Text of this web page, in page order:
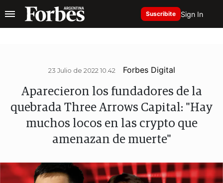
Suscribite Sign In
23 Julio de 2022 10.42 Forbes Digital
Aparecieron los fundadores de la
quebrada Three Arrows Capital: "Hay
muchos locos en las crypto que
amenazan de muerte"